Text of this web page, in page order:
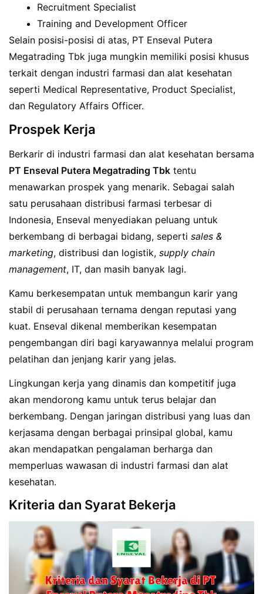
Recruitment Specialist
Training and Development Officer
Selain posisi-posisi di atas, PT Enseval Putera
Megatrading Tbk juga mungkin memiliki posisi khusus
terkait dengan industri farmasi dan alat kesehatan
seperti Medical Representative, Product Specialist,
dan Regulatory Affairs Officer.
Prospek Kerja
Berkarir di industri farmasi dan alat kesehatan bersama
PT Enseval Putera Megatrading Tbk tentu
menawarkan prospek yang menarik. Sebagai salah
satu perusahaan distribusi farmasi terbesar di
Indonesia, Enseval menyediakan peluang untuk
berkembang di berbagai bidang, seperti sales &
marketing, distribusi dan logistik, supply chain
management, IT, dan masih banyak lagi.
Kamu berkesempatan untuk membangun karir yang
stabil di perusahaan ternama dengan reputasi yang
kuat. Enseval dikenal memberikan kesempatan
pengembangan diri bagi karyawannya melalui program
pelatihan dan jenjang karir yang jelas.
Lingkungan kerja yang dinamis dan kompetitif juga
akan mendorong kamu untuk terus belajar dan
berkembang. Dengan jaringan distribusi yang luas dan
kerjasama dengan berbagai prinsipal global, kamu
akan mendapatkan pengalaman berharga dan
memperluas wawasan di industri farmasi dan alat
kesehatan.
Kriteria dan Syarat Bekerja